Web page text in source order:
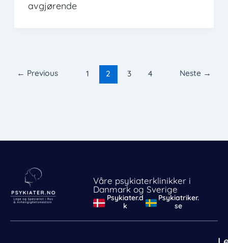
avgjørende
← Previous 1 2 3 4 Neste →
Våre psykiaterklinikker i
Danmark og Sverige
Psykiater.d
k
Psykiatriker.
se